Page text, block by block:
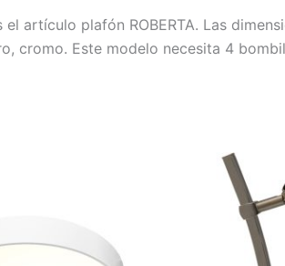
artículo plafón ROBERTA. Las
cromo. Este modelo necesita 4